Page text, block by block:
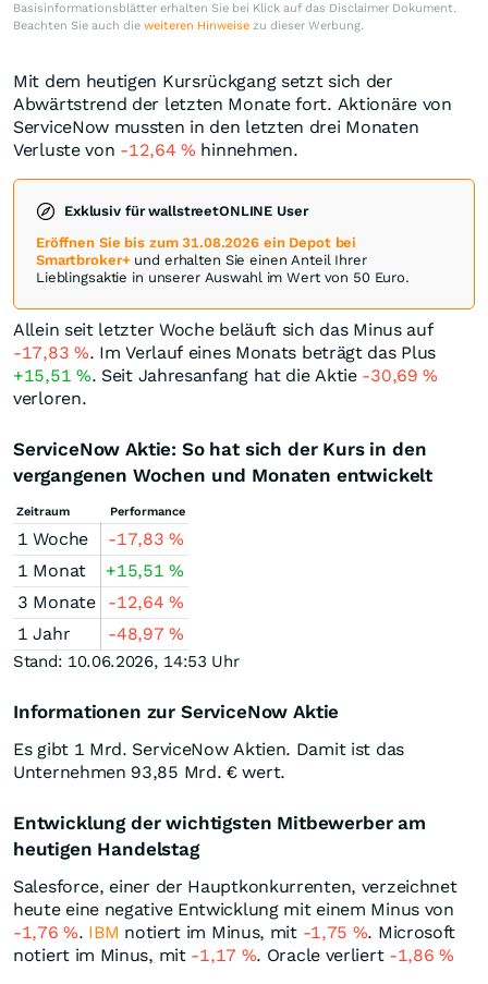
Basisinformationsblätter erhalten Sie bei Klick auf das Disclaimer Dokument.
Beachten Sie auch die weiteren Hinweise zu dieser Werbung.
Mit dem heutigen Kursrückgang setzt sich der
Abwärtstrend der letzten Monate fort. Aktionäre von
ServiceNow mussten in den letzten drei Monaten
Verluste von -12,64% hinnehmen.
Exklusiv für wallstreetONLINE User
Eröffnen Sie bis zum 31.08.2026 ein Depot bei
Smartbroker+und erhalten Sie einen Anteil Ihrer
Lieblingsaktie in unserer Auswahl im Wert von 50 Euro.
Allein seit letzter Woche beläuft sich das Minus auf
-17,83 %. Im Verlauf eines Monats beträgt das Plus
+15,51 %. Seit Jahresanfang hat die Aktie -30,69%
verloren.
ServiceNow Aktie: So hat sich der Kurs in den
vergangenen Wochen und Monaten entwickelt
Zeitraum Performance
1 Woche -17,83%
1 Monat
+15,51%
3 Monate
-12,64%
1 Jahr
-48,97%
Stand: 10.06.2026, 14:53 Uhr
Informationen zur ServiceNow Aktie
Es gibt 1 Mrd. ServiceNow Aktien. Damit ist das
Unternehmen 93,85 Mrd. € wert.
Entwicklung der wichtigsten Mitbewerber am
heutigen Handelstag
Salesforce, einer der Hauptkonkurrenten, verzeichnet
heute eine negative Entwicklung mit einem Minus von
-1,76%. IBM notiert im Minus, mit -1,75 %. Microsoft
notiert im Minus, mit -1,17 %. Oracle verliert -1,86%